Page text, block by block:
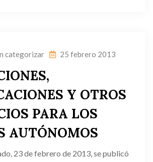
categorizar 25 febrero 2013
Y OTROS
PARA LOS
AUTÓNOMOS
23 de febrero de 2013, se publicó